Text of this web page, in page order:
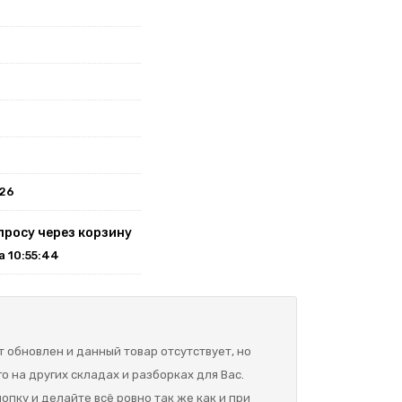
через корзину
10:55:44
обновлен и данный товар отсутствует, но
на других складах и разборках для Вас.
и делайте всё ровно так же как и при